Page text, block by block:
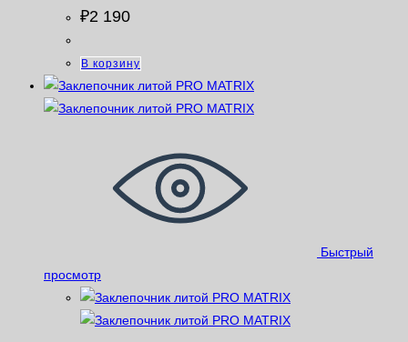
₽2 190
В корзину
Быстрый
просмотр